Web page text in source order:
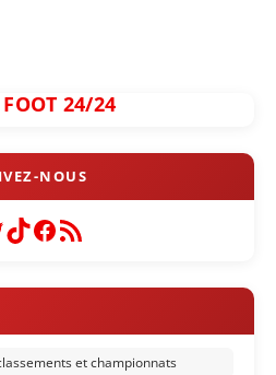
24/24
TikTok
Facebook
Flux RSS
et championnats